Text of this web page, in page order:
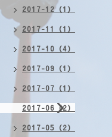
2017-12（1）
2017-11（1）
2017-10（4）
2017-09（1）
2017-07（1）
2017-06（2）
2017-05（2）